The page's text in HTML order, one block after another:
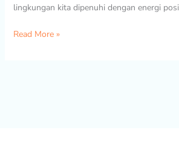
lingkungan kita dipenuhi dengan energi
Read More »